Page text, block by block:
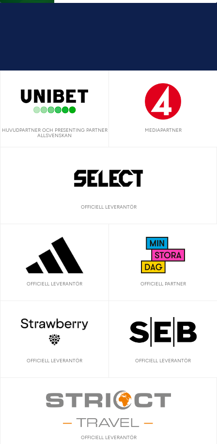
HUVUDPARTNER OCH PRESENTING PARTNER
ALLSVENSKAN
MEDIAPARTNER
OFFICIELL LEVERANTÖR
OFFICIELL LEVERANTÖR OFFICIELL PARTNER
OFFICIELL LEVERANTÖR OFFICIELL LEVERANTÖR
OFFICIELL LEVERANTÖR